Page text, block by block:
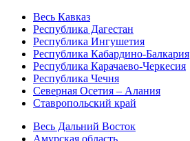
Весь Кавказ
Республика Дагестан
Республика Ингушетия
Республика Кабардино-Балкария
Республика Карачаево-Черкесия
Республика Чечня
Северная Осетия – Алания
Ставропольский край
Весь Дальний Восток
Амурская область